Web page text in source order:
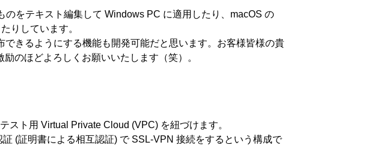
をテキスト編集して Windows PC に適用したり、macOS の
りしています。
きるようにする機能も開発可能だと思います。お客様皆様の貴
のほどよろしくお願いいたします（笑）。
スト用 Virtual Private Cloud (VPC) を紐づけます。
(証明書による相互認証) で SSL-VPN 接続をするという構成で